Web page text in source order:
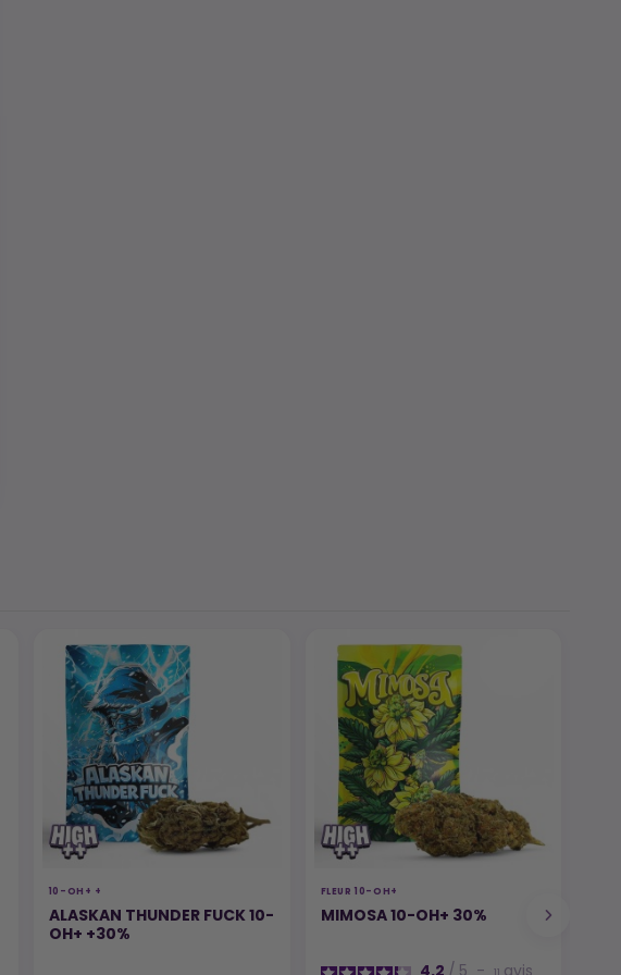
10-OH+ +
ALASKAN THUNDER FUCK 10-
OH+ +30%
FLEUR 10-OH+
MIMOSA 10-OH+ 30%